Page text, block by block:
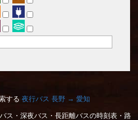
する 夜行バス 長野 → 愛知
ス・深夜バス・長距離バスの時刻表・路